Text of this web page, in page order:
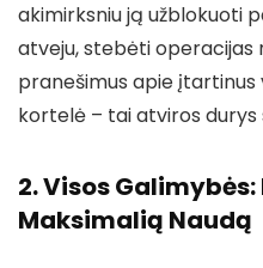
akimirksniu ją užblokuoti
atveju, stebėti operacijas
pranešimus apie
kortelė – tai atviros durys
2. Visos
Maksimalią Naudą